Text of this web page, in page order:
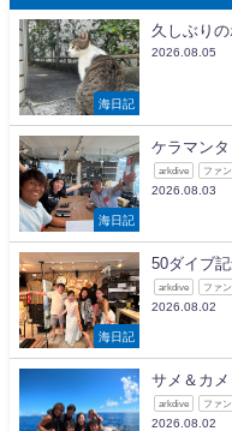
海日記
久しぶりの
2026.08.05
海日記
ケラマンタ
arkdive ファ
2026.08.03
海日記
50ダイブ
arkdive ファ
2026.08.02
サメ＆カ
arkdive ファ
2026.08.02